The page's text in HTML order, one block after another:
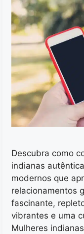
Descubra como
indianas
modernos que
relacionamentos
fascinante,
vibrantes e uma
Mulheres